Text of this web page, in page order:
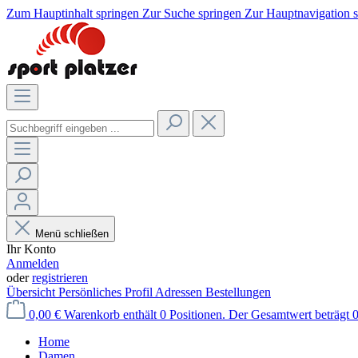
Zum Hauptinhalt springen Zur Suche springen Zur Hauptnavigation
Menü schließen
Ihr Konto
Anmelden
oderregistrieren
Übersicht Persönliches Profil Adressen Bestellungen
0,00 € Warenkorb enthält 0 Positionen. Der Gesamtwert beträgt
Home